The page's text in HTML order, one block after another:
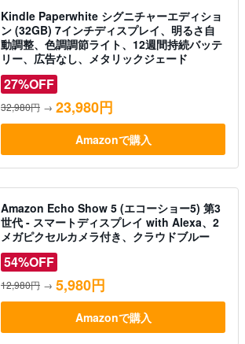
Kindle Paperwhite シグニチャーエディショ
ン (32GB) 7インチディスプレイ、明るさ自
動調整、色調調節ライト、12週間持続バッテ
リー、広告なし、メタリックジェード
27%OFF
32,980円 → 23,980円
Amazonで購入
Amazon Echo Show 5 (エコーショー5) 第3
世代 - スマートディスプレイ with Alexa、2
メガピクセルカメラ付き、クラウドブルー
54%OFF
12,980円 → 5,980円
Amazonで購入